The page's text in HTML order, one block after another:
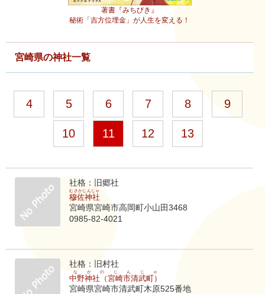
著書『みちびき』
秘術「吉方位埋金」が人生を変える！
宮崎県の神社一覧
4 5 6 7 8 9
10 11 12 13
社格：旧郷社
穆佐神社
むさかじんじゃ
宮崎県宮崎市高岡町小山田3468
0985-82-4021
社格：旧村社
中野神社（宮崎市清武町）
なかのじんじゃ
宮崎県宮崎市清武町木原525番地